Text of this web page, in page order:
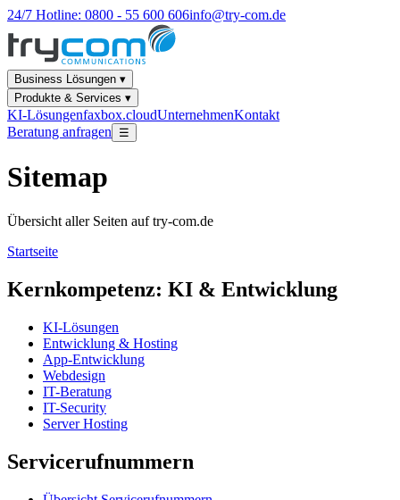
24/7 Hotline: 0800 - 55 600 606info@try-com.de
Business Lösungen ▾
Produkte & Services ▾
KI-Lösungenfaxbox.cloudUnternehmenKontakt
Beratung anfragen
☰
Sitemap
Übersicht aller Seiten auf try-com.de
Startseite
Kernkompetenz: KI & Entwicklung
KI-Lösungen
Entwicklung & Hosting
App-Entwicklung
Webdesign
IT-Beratung
IT-Security
Server Hosting
Servicerufnummern